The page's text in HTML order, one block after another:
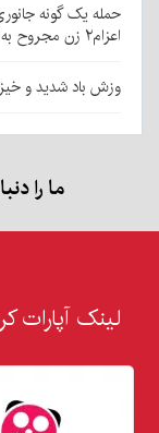
حمله یک گونه
اعزام۲ زن مجروح به کرمان
وزش باد شدید و
ما را
لینک آپارات